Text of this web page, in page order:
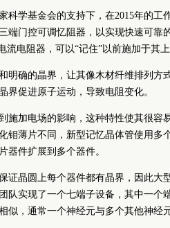
科学基金会的支持下，在2015年的工
端门控可调忆阻器，以实现快速可靠
电阻器，可以“记住”以前施加于其上
明确的晶界，让其像木材纤维排列方
促进原子运动，导致电阻变化。
施加电场的影响，这种特性使其很容
钼薄片不同，新型记忆晶体管使用多
器件扩展到多个器件。
证晶圆上每个器件都有晶界，因此大
队实现了一个七端子设备，其中一个
，通常一个神经元与多个其他神经